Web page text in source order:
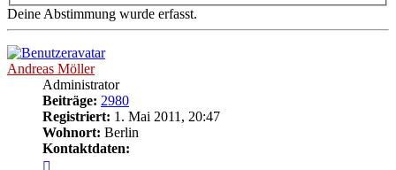
Deine Abstimmung wurde erfasst.
Andreas Möller
Administrator
Beiträge: 2980
Registriert: 1. Mai 2011, 20:47
Wohnort: Berlin
Kontaktdaten: